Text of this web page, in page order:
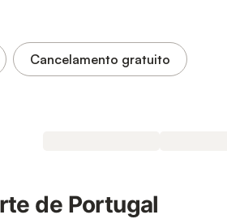
Cancelamento gratuito
de Portugal